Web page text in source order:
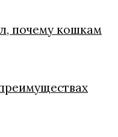
почему кошкам